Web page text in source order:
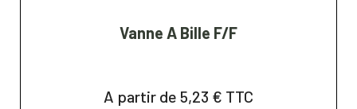
Vanne A Bille F/F
A partir de 5,23 € TTC